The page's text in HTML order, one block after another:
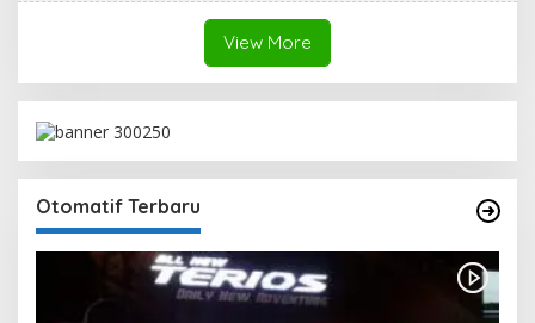
View More
Otomatif Terbaru